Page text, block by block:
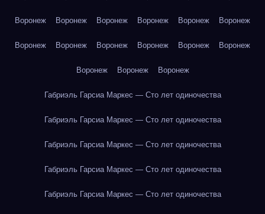
Воронеж Воронеж Воронеж Воронеж Воронеж Воронеж
Воронеж Воронеж Воронеж Воронеж Воронеж Воронеж
Воронеж Воронеж Воронеж
Габриэль Гарсиа Маркес — Сто лет одиночества
Габриэль Гарсиа Маркес — Сто лет одиночества
Габриэль Гарсиа Маркес — Сто лет одиночества
Габриэль Гарсиа Маркес — Сто лет одиночества
Габриэль Гарсиа Маркес — Сто лет одиночества